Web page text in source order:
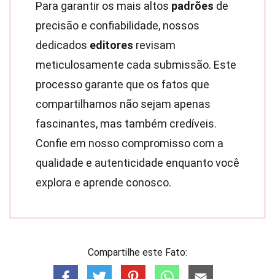
Para garantir os mais altos padrões de
precisão e confiabilidade, nossos
dedicados editores revisam
meticulosamente cada submissão. Este
processo garante que os fatos que
compartilhamos não sejam apenas
fascinantes, mas também credíveis.
Confie em nosso compromisso com a
qualidade e autenticidade enquanto você
explora e aprende conosco.
Compartilhe este Fato: